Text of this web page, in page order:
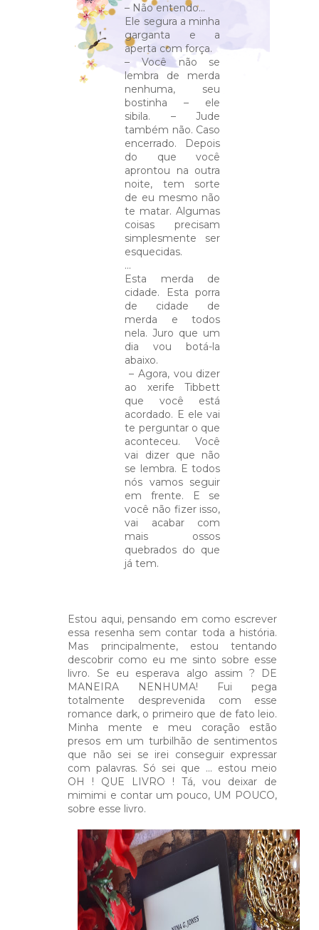
– Não entendo…
Ele segura a minha
garganta e a
aperta com força.
– Você não se
lembra de merda
nenhuma, seu
bostinha – ele
sibila. – Jude
também não. Caso
encerrado. Depois
do que você
aprontou na outra
noite, tem sorte
de eu mesmo não
te matar. Algumas
coisas precisam
simplesmente ser
esquecidas.
...
Esta merda de
cidade. Esta porra
de cidade de
merda e todos
nela. Juro que um
dia vou botá-la
abaixo.
– Agora, vou dizer
ao xerife Tibbett
que você está
acordado. E ele vai
te perguntar o que
aconteceu. Você
vai dizer que não
se lembra. E todos
nós vamos seguir
em frente. E se
você não fizer isso,
vai acabar com
mais ossos
quebrados do que
já tem.
Estou aqui, pensando em como escrever
essa resenha sem contar toda a história.
Mas principalmente, estou tentando
descobrir como eu me sinto sobre esse
livro. Se eu esperava algo assim ? DE
MANEIRA NENHUMA! Fui pega
totalmente desprevenida com esse
romance dark, o primeiro que de fato leio.
Minha mente e meu coração estão
presos em um turbilhão de sentimentos
que não sei se irei conseguir expressar
com palavras. Só sei que ... estou meio
OH ! QUE LIVRO ! Tá, vou deixar de
mimimi e contar um pouco, UM POUCO,
sobre esse livro.